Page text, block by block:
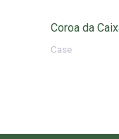
Coroa da
Case